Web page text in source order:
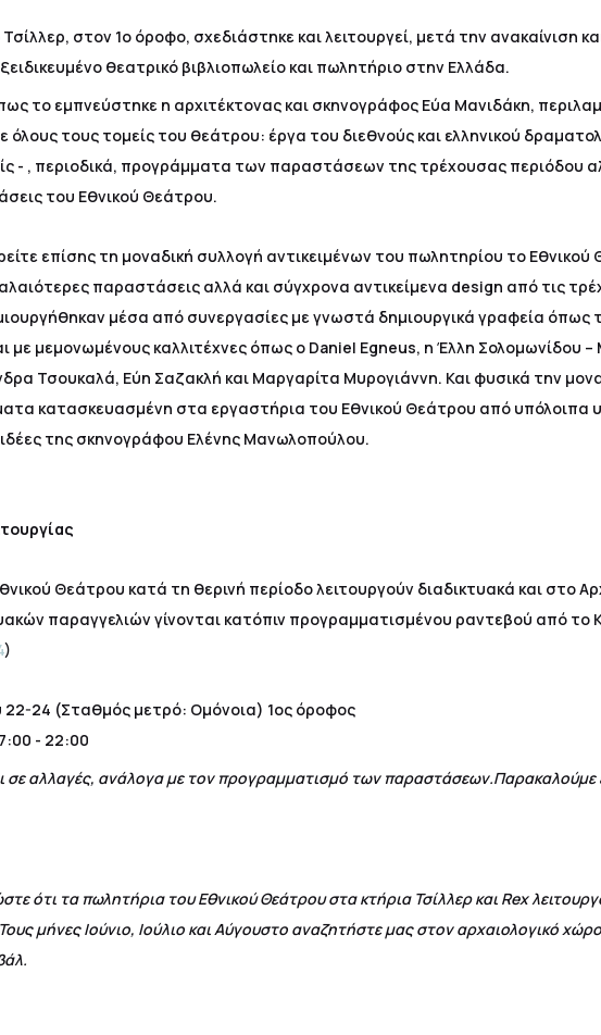
Τσίλλερ, στον 1ο όροφο, σχεδιάστηκε και λειτουργεί, μετά την
θεατρικό βιβλιοπωλείο και πωλητήριο στην Ελλάδα.
το εμπνεύστηκε η αρχιτέκτονας και σκηνογράφος Εύα Μανιδάκη,
όλους τους τομείς του θεάτρου: έργα του διεθνούς και ελληνικού
- , περιοδικά, προγράμματα των παραστάσεων της τρέχουσας περιόδου
του Εθνικού Θεάτρου.
επίσης τη μοναδική συλλογή αντικειμένων του πωλητηρίου το
παραστάσεις αλλά και σύγχρονα αντικείμενα design από τις
μέσα από συνεργασίες με γνωστά δημιουργικά γραφεία όπως
με μεμονωμένους καλλιτέχνες όπως ο Daniel Egneus, η Έλλη Σολομωνίδου –
Τσουκαλά, Εύη Σαζακλή και Μαργαρίτα Μυρογιάννη. Και φυσικά την
κατασκευασμένη στα εργαστήρια του Εθνικού Θεάτρου από υπόλοιπα
της σκηνογράφου Ελένης Μανωλοπούλου.
Θεάτρου κατά τη θερινή περίοδο λειτουργούν διαδικτυακά και στο
παραγγελιών γίνονται κατόπιν προγραμματισμένου ραντεβού από το
)
22-24 (Σταθμός μετρό: Ομόνοια) 1ος όροφος
- 22:00
σε αλλαγές, ανάλογα με τον προγραμματισμό των παραστάσεων.Παρακαλούμε
ότι τα πωλητήρια του Εθνικού Θεάτρου στα κτήρια Τσίλλερ και Rex
μήνες Ιούνιο, Ιούλιο και Αύγουστο αναζητήστε μας στον αρχαιολογικό